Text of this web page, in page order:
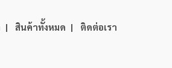
| สินค้าทั้งหมด | ติดต่อเรา